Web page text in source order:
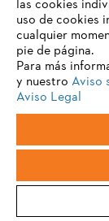
necesites y
La leña debe
contenido
consulta la
La leña
años antes
Para
en la parte
deslice al
contenido,
firefox
safari
las cookies
uso de cookies
cualquier
pie de página.
Para más
y nuestro Aviso
Aviso Legal